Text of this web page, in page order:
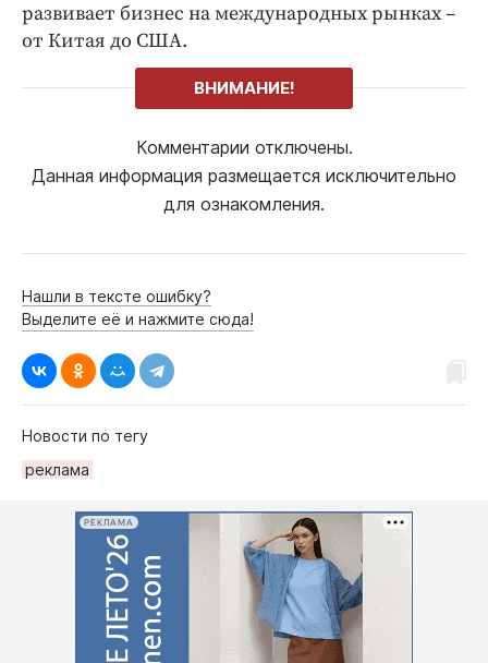
развивает бизнес на международных рынках –
от Китая до США.
ВНИМАНИЕ!
Комментарии отключены.
Данная информация размещается исключительно
для ознакомления.
Нашли в тексте ошибку?
Выделите её и нажмите сюда!
Новости по тегу
реклама
РЕКЛАМА